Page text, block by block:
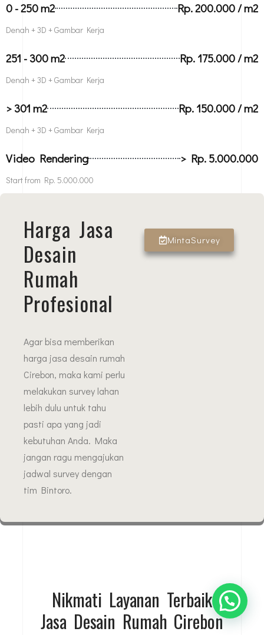
0 - 250 m2 Rp. 200.000 / m2
Denah + 3D + Gambar Kerja
251 - 300 m2 Rp. 175.000 / m2
Denah + 3D + Gambar Kerja
> 301 m2 Rp. 150.000 / m2
Denah + 3D + Gambar Kerja
Video Rendering > Rp. 5.000.000
Start from Rp. 5.000.000
MintaSurvey
Harga Jasa
Desain
Rumah
Profesional
Agar bisa memberikan
harga jasa desain rumah
Cirebon, maka kami perlu
melakukan survey lahan
lebih dulu untuk tahu
pasti apa yang jadi
kebutuhan Anda. Maka
jangan ragu mengajukan
jadwal survey dengan
tim Bintoro.
Nikmati Layanan Terbaik
Jasa Desain Rumah Cirebon